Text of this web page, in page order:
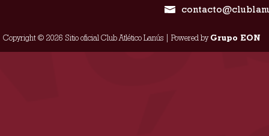
Copyright © 2026 Sitio oficial Club Atlético Lanús | Powered byGrupo EON